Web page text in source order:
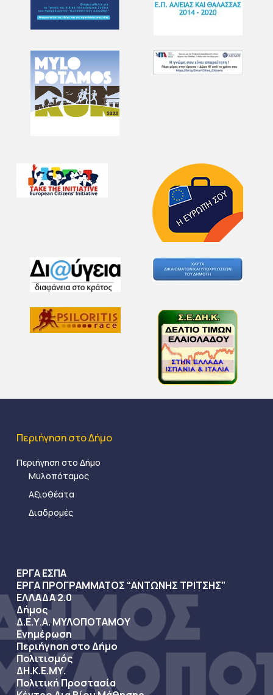
Περιήγηση στο Δήμο
Περιήγηση στο Δήμο
Μυλοπόταμος
Αξιοθέατα
Διαδρομές
ΕΡΓΑ ΕΣΠΑ
ΕΡΓΑ ΠΡΟΓΡΑΜΜΑΤΟΣ “ΑΝΤΩΝΗΣ ΤΡΙΤΣΗΣ”
ΕΛΛΑΔΑ 2.0
Δήμος
Δ.Ε.Υ.Α. ΜΥΛΟΠΟΤΑΜΟΥ
Ενημέρωση
Περιήγηση στο Δήμο
Πολιτισμός
ΔΗ.Κ.Ε.ΜΥ.
Πολιτική Προστασία